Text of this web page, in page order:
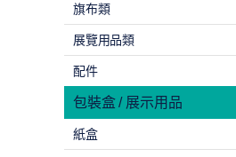
旗布類
展覽用品類
配件
包裝盒 / 展示用品
紙盒